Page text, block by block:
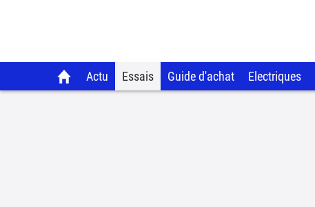
Actu Essais Guide d'achat Electriques